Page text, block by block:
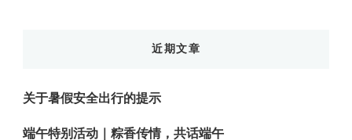
近期文章
关于暑假安全出行的提示
端午特别活动｜粽香传情，共话端午